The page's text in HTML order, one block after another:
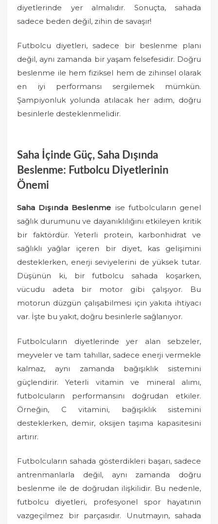
diyetlerinde yer almalıdır. Sonuçta, sahada
sadece beden değil, zihin de savaşır!
Futbolcu diyetleri, sadece bir beslenme planı
değil, aynı zamanda bir yaşam felsefesidir. Doğru
beslenme ile hem fiziksel hem de zihinsel olarak
en iyi performansı sergilemek mümkün.
Şampiyonluk yolunda atılacak her adım, doğru
besinlerle desteklenmelidir.
Saha İçinde Güç, Saha Dışında
Beslenme: Futbolcu Diyetlerinin
Önemi
Saha Dışında Beslenme ise futbolcuların genel
sağlık durumunu ve dayanıklılığını etkileyen kritik
bir faktördür. Yeterli protein, karbonhidrat ve
sağlıklı yağlar içeren bir diyet, kas gelişimini
desteklerken, enerji seviyelerini de yüksek tutar.
Düşünün ki, bir futbolcu sahada koşarken,
vücudu adeta bir motor gibi çalışıyor. Bu
motorun düzgün çalışabilmesi için yakıta ihtiyacı
var. İşte bu yakıt, doğru besinlerle sağlanıyor.
Futbolcuların diyetlerinde yer alan sebzeler,
meyveler ve tam tahıllar, sadece enerji vermekle
kalmaz, aynı zamanda bağışıklık sistemini
güçlendirir. Yeterli vitamin ve mineral alımı,
futbolcuların performansını doğrudan etkiler.
Örneğin, C vitamini, bağışıklık sistemini
desteklerken, demir, oksijen taşıma kapasitesini
artırır.
Futbolcuların sahada gösterdikleri başarı, sadece
antrenmanlarla değil, aynı zamanda doğru
beslenme ile de doğrudan ilişkilidir. Bu nedenle,
futbolcu diyetleri, profesyonel spor hayatının
vazgeçilmez bir parçasıdır. Unutmayın, sahada